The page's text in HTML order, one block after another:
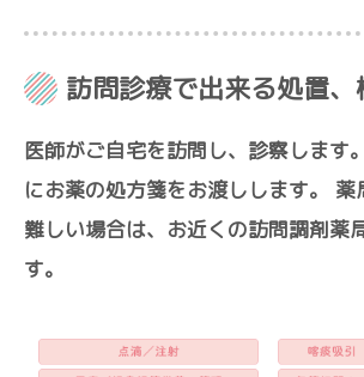
訪問診療で出来る処置、
医師がご自宅を訪問し、診察します
にお薬の処方箋をお渡しします。
難しい場合は、お近くの訪問調剤薬
す。